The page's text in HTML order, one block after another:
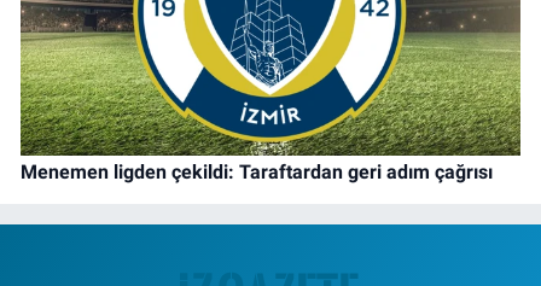
Menemen ligden çekildi: Taraftardan geri adım çağrısı